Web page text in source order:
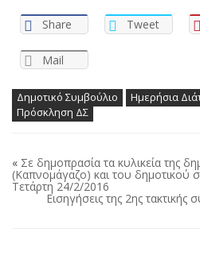
Share Tweet
Mail
Δημοτικό Συμβούλιο
Ημερήσια
Πρόσκληση ΔΣ
« Σε δημοπρασία τα κυλικεία της
(Καπνομάγαζο) και του δημοτικού
Τετάρτη 24/2/2016
Εισηγήσεις της 2ης